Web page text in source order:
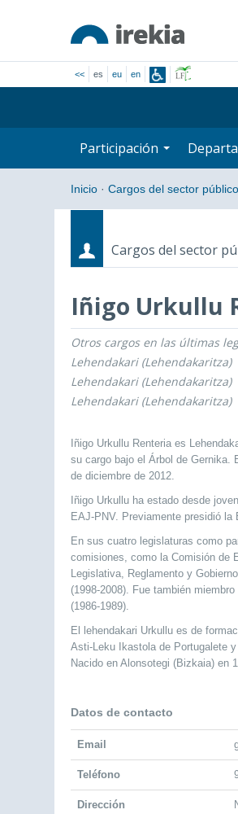
<< es eu en
Participación
Inicio · Cargos del sector público
Cargos del sector
Iñigo Urkullu
CargosFecha de inicio -
Otros cargos en las últimas
Lehendakari (Lehendakaritza)
Lehendakari (Lehendakaritza)
Lehendakari (Lehendakaritza)
Iñigo Urkullu Renteria es
su cargo bajo el Árbol de Gernika.
de diciembre de 2012.
Iñigo Urkullu ha estado desde
EAJ-PNV. Previamente presidió
En sus cuatro legislaturas como
comisiones, como la Comisión de
Legislativa, Reglamento y
(1998-2008). Fue también
(1986-1989).
El lehendakari Urkullu es de
Asti-Leku Ikastola de Portugalete
Nacido en Alonsotegi (Bizkaia) en
Datos de contacto
Email
Teléfono
Dirección